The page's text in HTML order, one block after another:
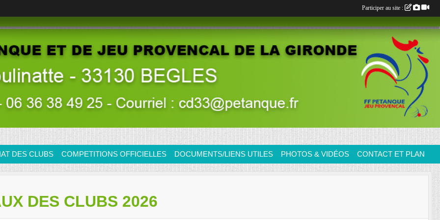
DES CLUBS COMPETITIONS OFFICIELLES DOCUMENTS/LIENS UTILES PHOTOS & VIDÉOS CONTACT ET PLAN
DES CLUBS 2026
Participer au site :